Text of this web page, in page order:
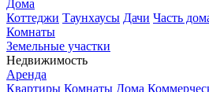
Дома
Коттеджи Таунхаусы Дачи Часть
Комнаты
Земельные участки
Недвижимость
Аренда
Квартиры Комнаты Дома